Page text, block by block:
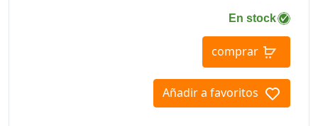
En stock
comprar
Añadir a favoritos